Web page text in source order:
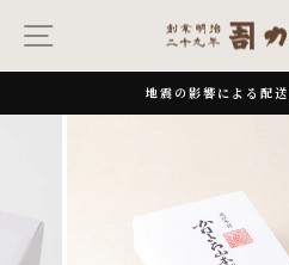
ナビゲーション
一
地震の影響による配